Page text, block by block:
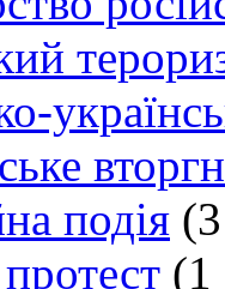
подія
(1